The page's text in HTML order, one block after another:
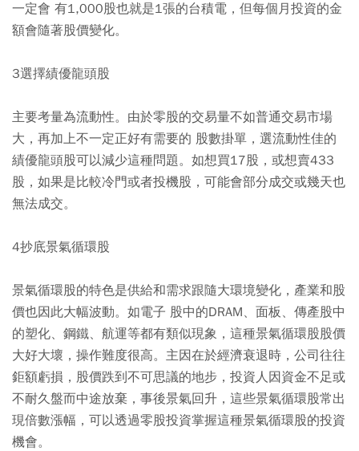
一定會 有1,000股也就是1張的台積電，但每個月投資的金
額會隨著股價變化。
3選擇績優龍頭股
主要考量為流動性。由於零股的交易量不如普通交易市場
大，再加上不一定正好有需要的 股數掛單，選流動性佳的
績優龍頭股可以減少這種問題。如想買17股，或想賣433
股，如果是比較冷門或者投機股，可能會部分成交或幾天也
無法成交。
4抄底景氣循環股
景氣循環股的特色是供給和需求跟隨大環境變化，產業和股
價也因此大幅波動。如電子 股中的DRAM、面板、傳產股中
的塑化、鋼鐵、航運等都有類似現象，這種景氣循環股股價
大好大壞，操作難度很高。主因在於經濟衰退時，公司往往
鉅額虧損，股價跌到不可思議的地步，投資人因資金不足或
不耐久盤而中途放棄，事後景氣回升，這些景氣循環股常出
現倍數漲幅，可以透過零股投資掌握這種景氣循環股的投資
機會。